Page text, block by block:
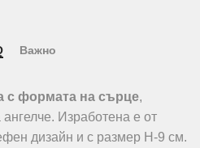
Важно
с формата на сърце,
Изработена е от
дизайн и с размер Н-9 см.